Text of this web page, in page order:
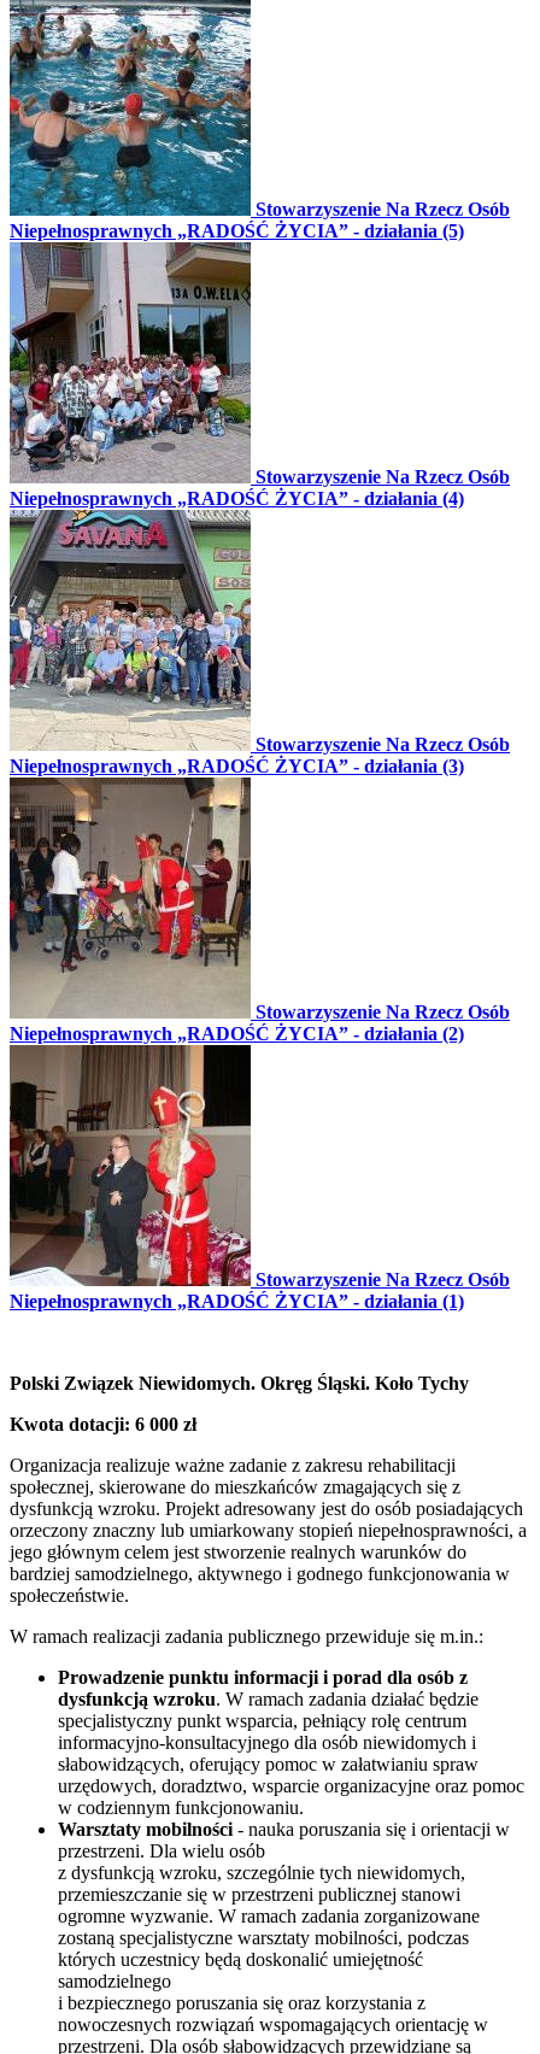
Stowarzyszenie Na Rzecz Osób
Niepełnosprawnych „RADOŚĆ ŻYCIA” - działania (5)
Stowarzyszenie Na Rzecz Osób
Niepełnosprawnych „RADOŚĆ ŻYCIA” - działania (4)
Stowarzyszenie Na Rzecz Osób
Niepełnosprawnych „RADOŚĆ ŻYCIA” - działania (3)
Stowarzyszenie Na Rzecz Osób
Niepełnosprawnych „RADOŚĆ ŻYCIA” - działania (2)
Stowarzyszenie Na Rzecz Osób
Niepełnosprawnych „RADOŚĆ ŻYCIA” - działania (1)
Polski Związek Niewidomych. Okręg Śląski. Koło Tychy
Kwota dotacji: 6 000 zł
Organizacja realizuje ważne zadanie z zakresu rehabilitacji
społecznej, skierowane do mieszkańców zmagających się z
dysfunkcją wzroku. Projekt adresowany jest do osób posiadających
orzeczony znaczny lub umiarkowany stopień niepełnosprawności, a
jego głównym celem jest stworzenie realnych warunków do
bardziej samodzielnego, aktywnego i godnego funkcjonowania w
społeczeństwie.
W ramach realizacji zadania publicznego przewiduje się m.in.:
Prowadzenie punktu informacji i porad dla osób z
dysfunkcją wzroku. W ramach zadania działać będzie
specjalistyczny punkt wsparcia, pełniący rolę centrum
informacyjno-konsultacyjnego dla osób niewidomych i
słabowidzących, oferujący pomoc w załatwianiu spraw
urzędowych, doradztwo, wsparcie organizacyjne oraz pomoc
w codziennym funkcjonowaniu.
Warsztaty mobilności - nauka poruszania się i orientacji w
przestrzeni. Dla wielu osób
z dysfunkcją wzroku, szczególnie tych niewidomych,
przemieszczanie się w przestrzeni publicznej stanowi
ogromne wyzwanie. W ramach zadania zorganizowane
zostaną specjalistyczne warsztaty mobilności, podczas
których uczestnicy będą doskonalić umiejętność
samodzielnego
i bezpiecznego poruszania się oraz korzystania z
nowoczesnych rozwiązań wspomagających orientację w
przestrzeni. Dla osób słabowidzących przewidziane są